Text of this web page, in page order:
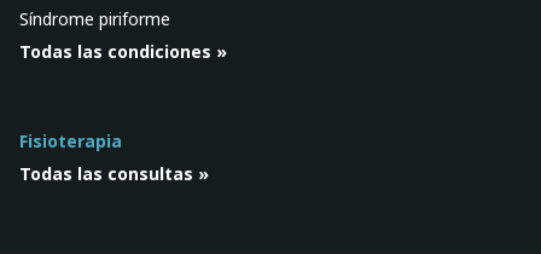
Síndrome piriforme
Todas las condiciones »
Fisioterapia
Todas las consultas »